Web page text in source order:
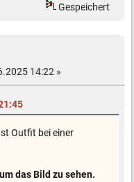
Gespeichert
14:22 »
Outfit bei einer
um das Bild zu sehen.